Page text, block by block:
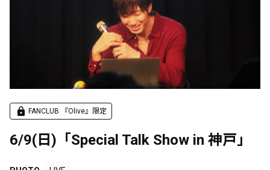
FANCLUB 『Olive』限定
6/9(日)「Special Talk Show in 神戸」